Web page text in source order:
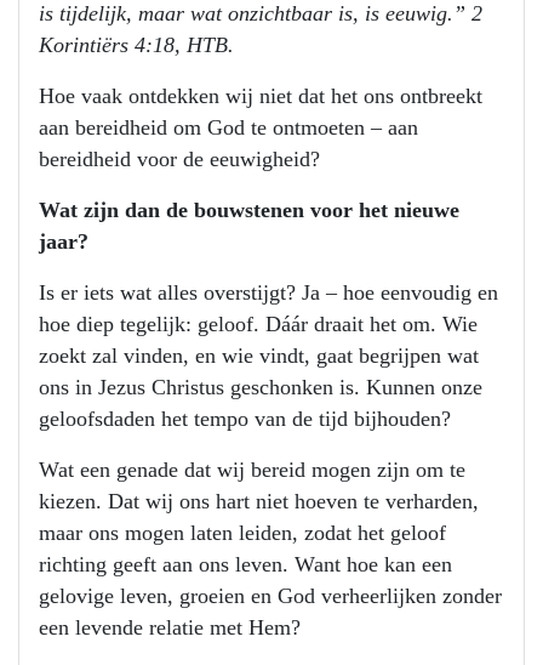
is tijdelijk, maar wat onzichtbaar is, is eeuwig.” 2
Korintiërs 4:18, HTB.
Hoe vaak ontdekken wij niet dat het ons ontbreekt
aan bereidheid om God te ontmoeten – aan
bereidheid voor de eeuwigheid?
Wat zijn dan de bouwstenen voor het nieuwe
jaar?
Is er iets wat alles overstijgt? Ja – hoe eenvoudig en
hoe diep tegelijk: geloof. Dáár draait het om. Wie
zoekt zal vinden, en wie vindt, gaat begrijpen wat
ons in Jezus Christus geschonken is. Kunnen onze
geloofsdaden het tempo van de tijd bijhouden?
Wat een genade dat wij bereid mogen zijn om te
kiezen. Dat wij ons hart niet hoeven te verharden,
maar ons mogen laten leiden, zodat het geloof
richting geeft aan ons leven. Want hoe kan een
gelovige leven, groeien en God verheerlijken zonder
een levende relatie met Hem?